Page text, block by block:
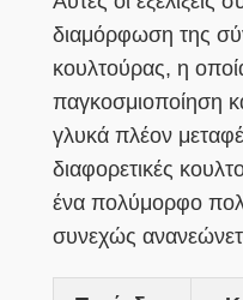
διαμόρφωση της
κουλτούρας, η
παγκοσμιοποίηση
γλυκά πλέον
διαφορετικές
ένα πολύμορφο
συνεχώς